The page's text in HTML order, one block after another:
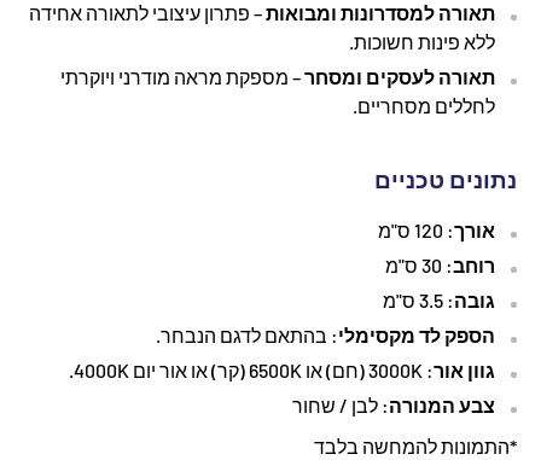
תאורה למסדרונות ומבואות– פתרון עיצובי לתאורה אחידה
ללא פינות חשוכות.
תאורה לעסקים ומסחר– מספקת מראה מודרני ויוקרתי
לחללים מסחריים.
נתונים טכניים
אורך: 120 ס"מ
רוחב: 30 ס"מ
גובה: 3.5 ס"מ
הספק לד מקסימלי: בהתאם לדגם הנבחר.
גוון אור: 3000K (חם) או 6500K (קר) או אור יום 4000K.
צבע המנורה: לבן / שחור
*התמונות להמחשה בלבד